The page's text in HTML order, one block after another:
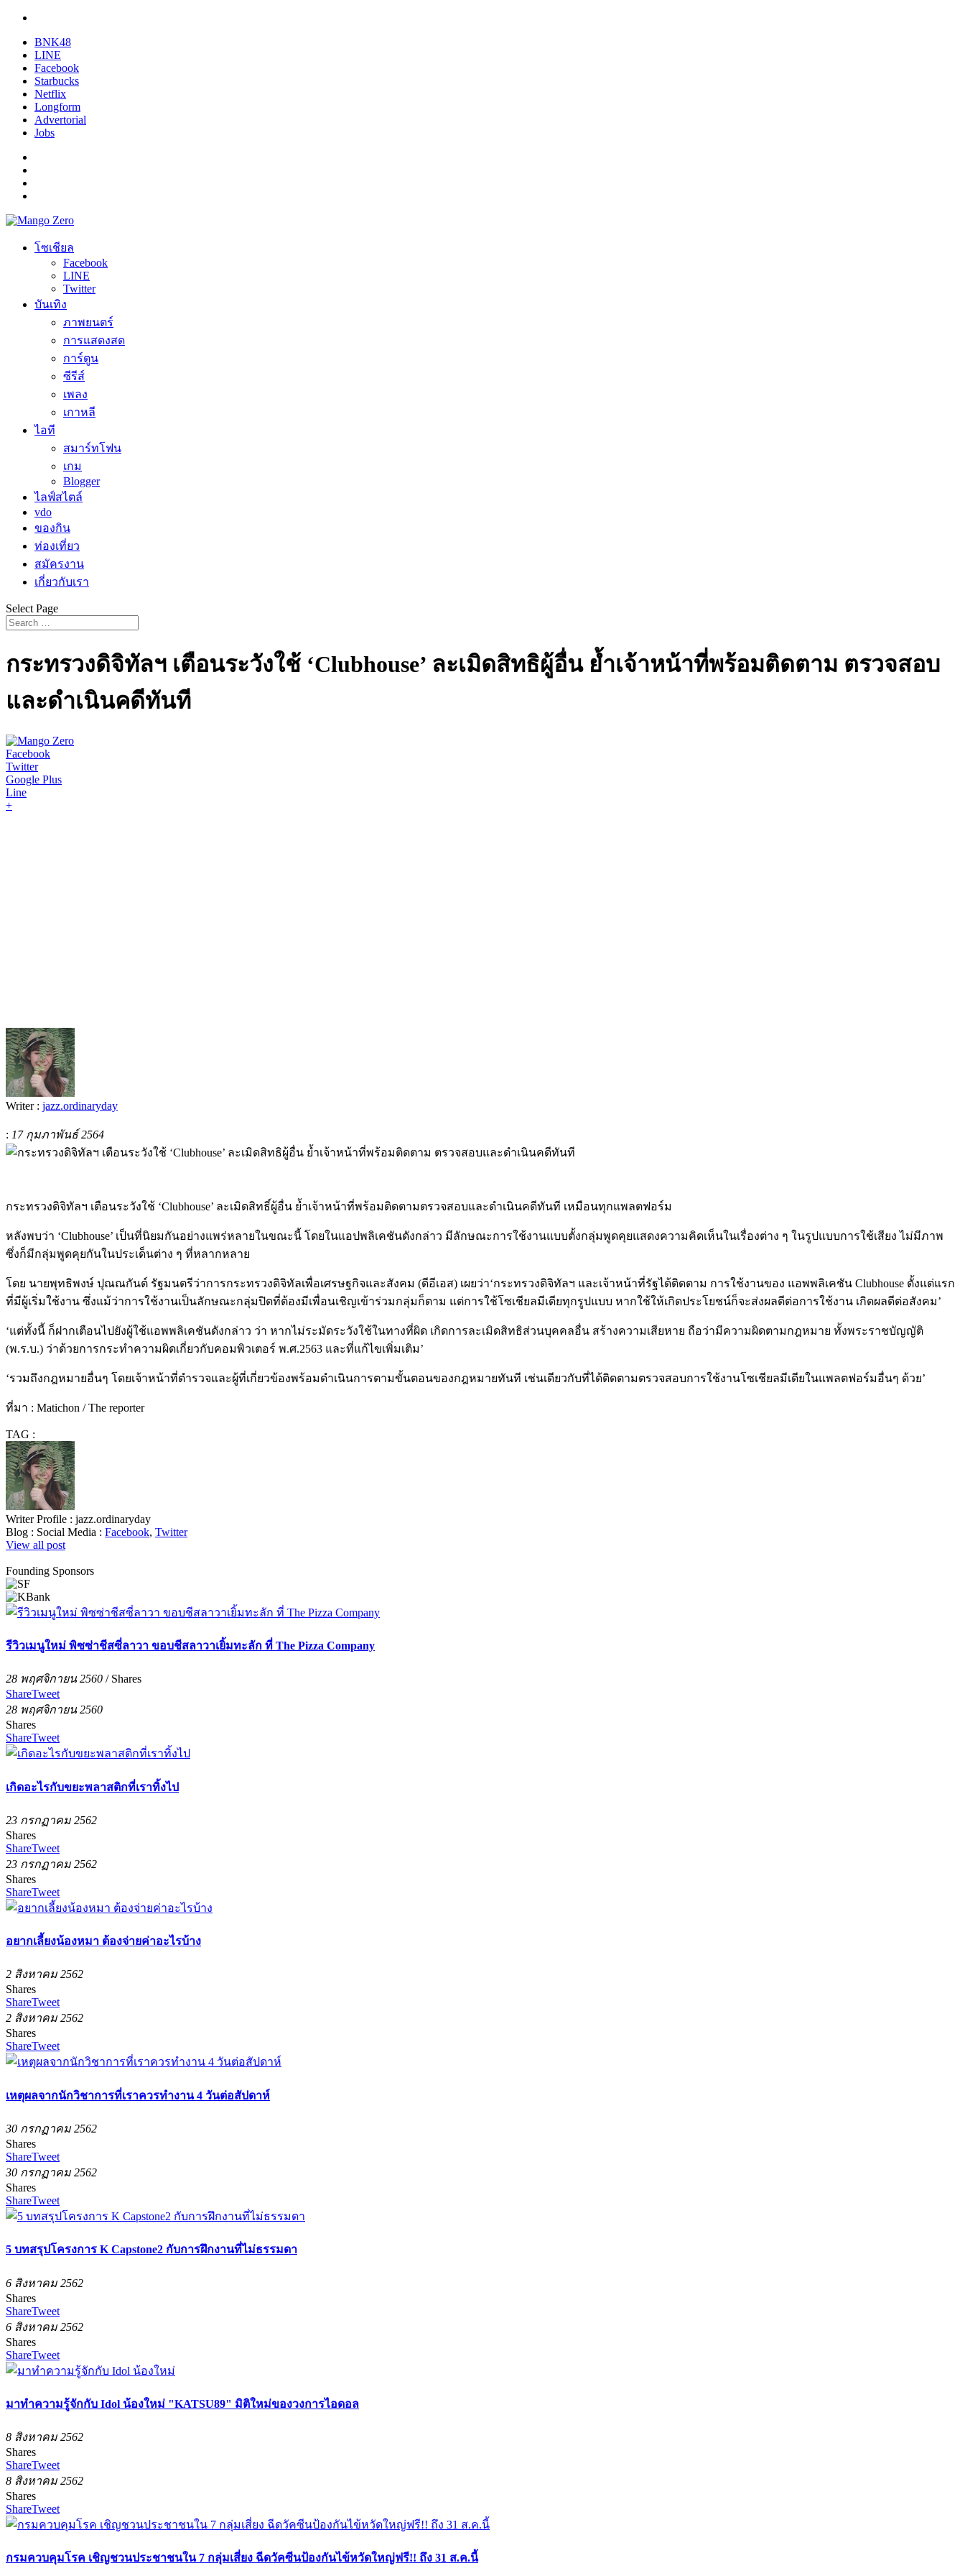
BNK48
LINE
Facebook
Starbucks
Netflix
Longform
Advertorial
Jobs
โซเชียล
Facebook
LINE
Twitter
บันเทิง
ภาพยนตร์
การแสดงสด
การ์ตูน
ซีรีส์
เพลง
เกาหลี
ไอที
สมาร์ทโฟน
เกม
Blogger
ไลฟ์สไตล์
vdo
ของกิน
ท่องเที่ยว
สมัครงาน
เกี่ยวกับเรา
Select Page
‪กระทรวงดิจิทัลฯ เตือนระวังใช้ ‘Clubhouse’ ละเมิดสิทธิผู้อื่น ย้ำเจ้าหน้าที่พร้อมติดตาม‬ ตรวจสอบ
และดำเนินคดีทันที
Facebook
Twitter
Google Plus
Line
+
Writer : jazz.ordinaryday
: 17 กุมภาพันธ์ 2564
กระทรวงดิจิทัลฯ เตือนระวังใช้ ‘Clubhouse’ ละเมิดสิทธิ์ผู้อื่น ย้ำเจ้าหน้าที่พร้อมติดตามตรวจสอบและดำเนินคดีทันที เหมือนทุกแพลตฟอร์ม
หลังพบว่า ‘Clubhouse’ เป็นที่นิยมกันอย่างแพร่หลายในขณะนี้ โดยในแอปพลิเคชันดังกล่าว มีลักษณะการใช้งานแบบตั้งกลุ่มพูดคุยแสดงความคิดเห็นในเรื่องต่าง ๆ ในรูปแบบการใช้เสียง ไม่มีภาพ
ซึ่งก็มีกลุ่มพูดคุยกันในประเด็นต่าง ๆ ที่หลากหลาย
โดย นายพุทธิพงษ์ ปุณณกันต์ รัฐมนตรีว่าการกระทรวงดิจิทัลเพื่อเศรษฐกิจและสังคม (ดีอีเอส) เผยว่า‘กระทรวงดิจิทัลฯ และเจ้าหน้าที่รัฐได้ติดตาม การใช้งานของ แอพพลิเคชัน Clubhouse ตั้งแต่แรก
ที่มีผู้เริ่มใช้งาน ซึ่งแม้ว่าการใช้งานเป็นลักษณะกลุ่มปิดที่ต้องมีเพื่อนเชิญเข้าร่วมกลุ่มก็ตาม แต่การใช้โซเชียลมีเดียทุกรูปแบบ หากใช้ให้เกิดประโยชน์ก็จะส่งผลดีต่อการใช้งาน เกิดผลดีต่อสังคม’
‘แต่ทั้งนี้ ก็ฝากเตือนไปยังผู้ใช้แอพพลิเคชันดังกล่าว ว่า หากไม่ระมัดระวังใช้ในทางที่ผิด เกิดการละเมิดสิทธิส่วนบุคคลอื่น สร้างความเสียหาย ถือว่ามีความผิดตามกฎหมาย ทั้งพระราชบัญญัติ
(พ.ร.บ.) ว่าด้วยการกระทําความผิดเกี่ยวกับคอมพิวเตอร์ พ.ศ.2563 และที่แก้ไขเพิ่มเติม’
‘รวมถึงกฎหมายอื่นๆ โดยเจ้าหน้าที่ตำรวจและผู้ที่เกี่ยวข้องพร้อมดำเนินการตามขั้นตอนของกฎหมายทันที เช่นเดียวกับที่ได้ติดตามตรวจสอบการใช้งานโซเชียลมีเดียในแพลตฟอร์มอื่นๆ ด้วย’
ที่มา : Matichon / The reporter
TAG :
Writer Profile : jazz.ordinaryday
Blog : Social Media : Facebook, Twitter
View all post
Founding Sponsors
รีวิวเมนูใหม่ พิซซ่าชีสซี่ลาวา ขอบชีสลาวาเยิ้มทะลัก ที่ The Pizza Company
28 พฤศจิกายน 2560 / Shares
ShareTweet
28 พฤศจิกายน 2560
Shares
ShareTweet
เกิดอะไรกับขยะพลาสติกที่เราทิ้งไป
23 กรกฏาคม 2562
Shares
ShareTweet
23 กรกฏาคม 2562
Shares
ShareTweet
อยากเลี้ยงน้องหมา ต้องจ่ายค่าอะไรบ้าง
2 สิงหาคม 2562
Shares
ShareTweet
2 สิงหาคม 2562
Shares
ShareTweet
เหตุผลจากนักวิชาการที่เราควรทำงาน 4 วันต่อสัปดาห์
30 กรกฏาคม 2562
Shares
ShareTweet
30 กรกฏาคม 2562
Shares
ShareTweet
5 บทสรุปโครงการ K Capstone2 กับการฝึกงานที่ไม่ธรรมดา
6 สิงหาคม 2562
Shares
ShareTweet
6 สิงหาคม 2562
Shares
ShareTweet
มาทำความรู้จักกับ Idol น้องใหม่ "KATSU89" มิติใหม่ของวงการไอดอล
8 สิงหาคม 2562
Shares
ShareTweet
8 สิงหาคม 2562
Shares
ShareTweet
กรมควบคุมโรค เชิญชวนประชาชนใน 7 กลุ่มเสี่ยง ฉีดวัคซีนป้องกันไข้หวัดใหญ่ฟรี!! ถึง 31 ส.ค.นี้